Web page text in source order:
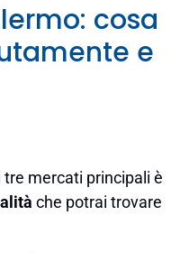
cosa
e
mercati principali è
che potrai trovare